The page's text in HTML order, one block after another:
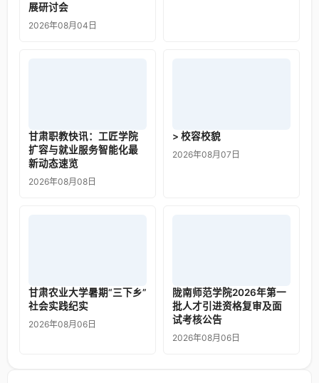
展研讨会
2026年08月04日
甘肃职教快讯：工匠学院
扩容与就业服务智能化最
新动态速览
2026年08月08日
> 校容校貌
2026年08月07日
甘肃农业大学暑期“三下乡”
社会实践纪实
2026年08月06日
陇南师范学院2026年第一
批人才引进资格复审及面
试考核公告
2026年08月06日